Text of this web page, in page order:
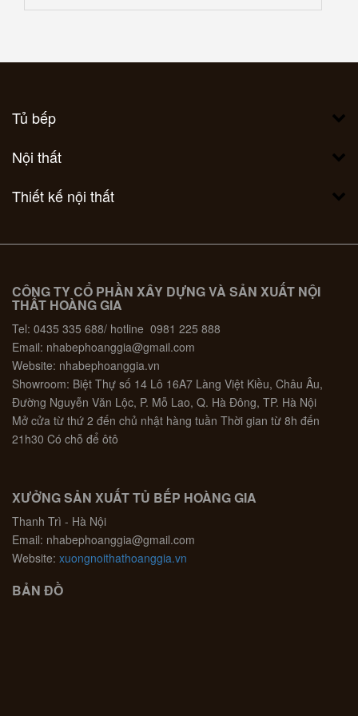
Tủ bếp
Nội thất
Thiết kế nội thất
CÔNG TY CỔ PHẦN XÂY DỰNG VÀ SẢN XUẤT NỘI
THẤT HOÀNG GIA
Tel: 0435 335 688/ hotline 0981 225 888
Email: nhabephoanggia@gmail.com
Website: nhabephoanggia.vn
Showroom: Biệt Thự số 14 Lô 16A7 Làng Việt Kiều, Châu Âu,
Đường Nguyễn Văn Lộc, P. Mỗ Lao, Q. Hà Đông, TP. Hà Nội
Mở cửa từ thứ 2 đến chủ nhật hàng tuần Thời gian từ 8h đến
21h30 Có chỗ để ôtô
XƯỞNG SẢN XUẤT TỦ BẾP HOÀNG GIA
Thanh Trì - Hà Nội
Email: nhabephoanggia@gmail.com
Website: xuongnoithathoanggia.vn
BẢN ĐỒ